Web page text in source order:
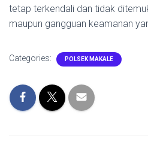
tetap terkendali dan tidak
maupun gangguan keamanan
Categories: POLSEK MAKALE